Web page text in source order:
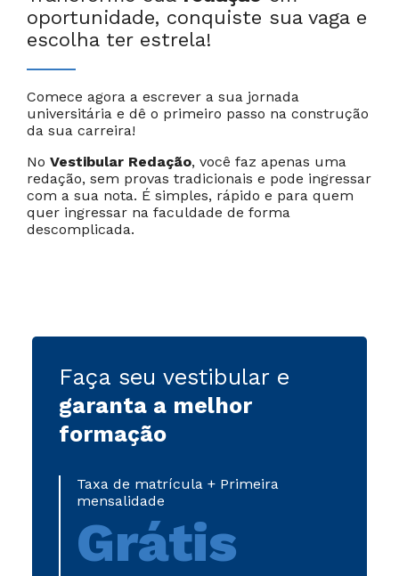
oportunidade, conquiste sua vaga e
escolha ter estrela!
Comece agora a escrever a sua jornada
universitária e dê o primeiro passo na construção
da sua carreira!
No Vestibular Redação, você faz apenas uma
redação, sem provas tradicionais e pode ingressar
com a sua nota. É simples, rápido e para quem
quer ingressar na faculdade de forma
descomplicada.
Faça seu vestibular e
garanta a melhor
formação
Taxa de matrícula + Primeira
mensalidade
Grátis
Cancelar Próximo